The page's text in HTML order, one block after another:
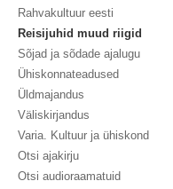
Rahvakultuur eesti
Reisijuhid muud riigid
Sõjad ja sõdade ajalugu
Ühiskonnateadused
Üldmajandus
Väliskirjandus
Varia. Kultuur ja ühiskond
Otsi ajakirju
Otsi audioraamatuid